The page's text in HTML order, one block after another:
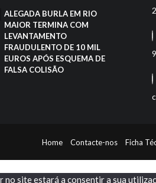
ALEGADA BURLA EM RIO
MAIOR TERMINA COM
LEVANTAMENTO
FRAUDULENTO DE 10 MIL
EUROS APÓS ESQUEMA DE
FALSA COLISÃO
Home Contacte-nos Ficha
site estará a consentir a sua